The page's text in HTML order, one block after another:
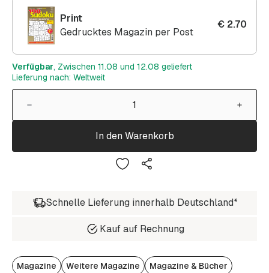
Print
Gedrucktes Magazin per Post
€ 2.70
Verfügbar, Zwischen 11.08 und 12.08 geliefert
Lieferung nach: Weltweit
In den Warenkorb
Schnelle Lieferung innerhalb Deutschland*
Kauf auf Rechnung
Magazine Weitere Magazine Magazine & Bücher